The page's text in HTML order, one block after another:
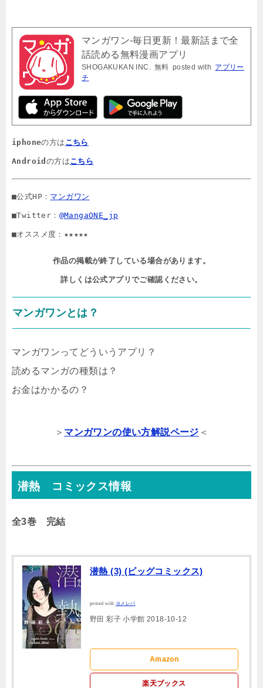
マンガワン-毎日更新！最新話まで全
話読める無料漫画アプリ
SHOGAKUKAN INC. 無料 posted with アプリー
チ
iphoneの方は こちら
Android の方はこちら
■公式HP： マンガワン
■Twitter： @MangaONE_jp
■オススメ度：★★★★★
作品の掲載が終了している場合があります。
詳しくは公式アプリでご確認ください。
マンガワンとは？
マンガワンってどういうアプリ？
読めるマンガの種類は？
お金はかかるの？
＞ マンガワンの使い方解説ページ ＜
潜熱 コミックス情報
全3巻 完結
潜熱 (3) (ビッグコミックス)
posted with ヨメレバ
野田 彩子 小学館 2018-10-12
Amazon
楽天ブックス